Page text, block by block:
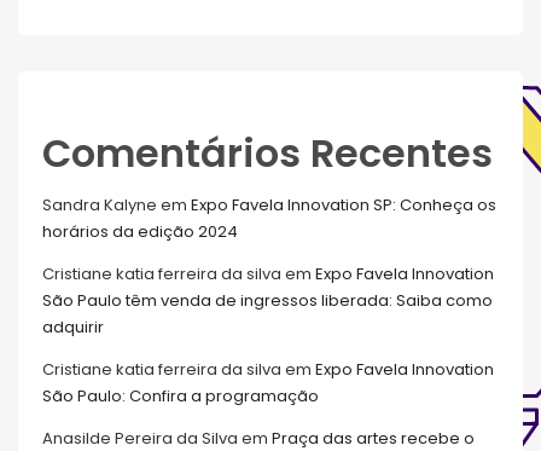
Comentários Recentes
Sandra Kalyne em Expo Favela Innovation SP: Conheça os
horários da edição 2024
Cristiane katia ferreira da silva em Expo Favela Innovation
São Paulo têm venda de ingressos liberada: Saiba como
adquirir
Cristiane katia ferreira da silva em Expo Favela Innovation
São Paulo: Confira a programação
Anasilde Pereira da Silva em Praça das artes recebe o